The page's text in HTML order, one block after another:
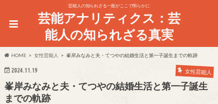
芸能人の知られざる一面がここで明らかに
芸能アナリティクス：芸
能人の知られざる真実
HOME 女性芸能人 峯岸みなみと夫・てつやの結婚生活と第一子誕生までの軌跡
2024.11.19 女性芸能人
峯岸みなみと夫・てつやの結婚生活と第一子誕生
までの軌跡